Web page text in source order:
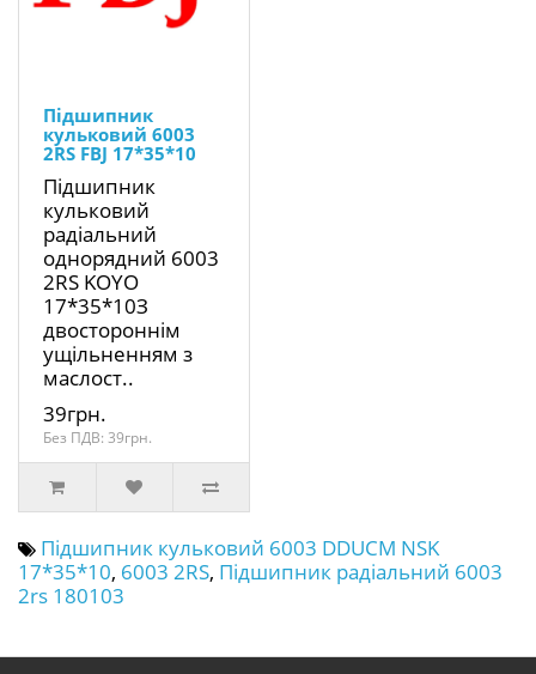
Підшипник
кульковий 6003
2RS FBJ 17*35*10
Підшипник
кульковий
радіальний
однорядний 6003
2RS KOYO
17*35*10З
двостороннім
ущільненням з
маслост..
39грн.
Без ПДВ: 39грн.
Підшипник кульковий 6003 DDUCM NSK
17*35*10, 6003 2RS, Підшипник радіальний 6003
2rs 180103